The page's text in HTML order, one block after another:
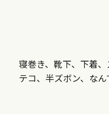
寝巻き、靴下、下着
テコ、半ズボン、なん